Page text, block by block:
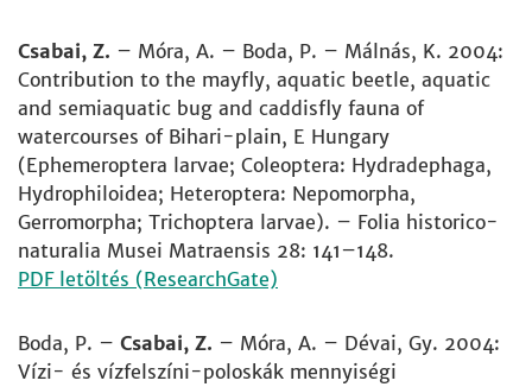
Csabai, Z. – Móra, A. – Boda, P. – Málnás, K. 2004:
Contribution to the mayfly, aquatic beetle, aquatic
and semiaquatic bug and caddisfly fauna of
watercourses of Bihari-plain, E Hungary
(Ephemeroptera larvae; Coleoptera: Hydradephaga,
Hydrophiloidea; Heteroptera: Nepomorpha,
Gerromorpha; Trichoptera larvae). – Folia historico-
naturalia Musei Matraensis 28: 141–148.
PDF letöltés (ResearchGate)
Boda, P. – Csabai, Z. – Móra, A. – Dévai, Gy. 2004:
Vízi- és vízfelszíni-poloskák mennyiségi